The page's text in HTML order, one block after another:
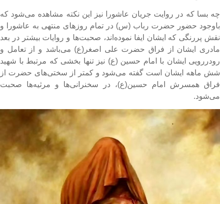
بسا که در روایت جریان عاشورا نیز این نکته مشاهده می‌شود که
حضور حضرت رباب (س) در تمام روزهای منتهی به عاشورا و
پررنگی که ایشان ایفا نموده‌اند، صحبت‌ها و روایات بیشتر در بعد
ایشان از فراق حضرت علی اصغر(ع) می‌باشد و از تعامل و
ایشان با امام حسین‌ (ع) نیز تنها بخشی که مرتبط با شهید
ماهه ایشان است گفته می‌شود و کمتر از سختی‌های حضرت از
همسرش امام حسین(ع)، در سخنرانی‌ها و مرثیه‌ها صحبت